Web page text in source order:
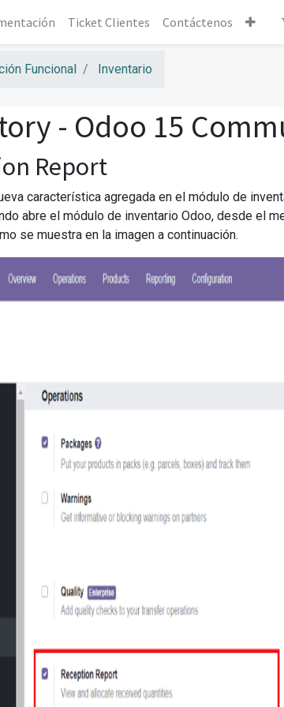
Ticket Clientes Contáctenos
Funcional Inventario
- Odoo 15
Report
característica agregada en el módulo de
abre el módulo de inventario Odoo, desde el
se muestra en la imagen a continuación.